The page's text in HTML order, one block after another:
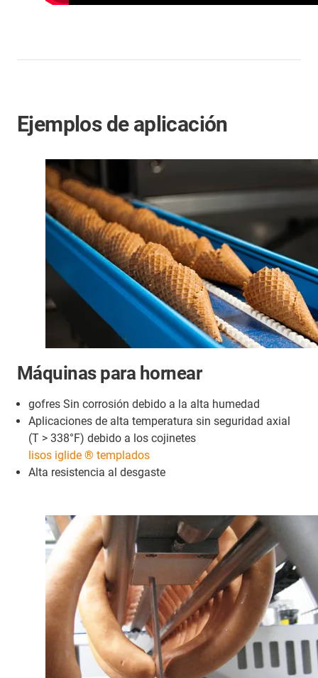
Ejemplos de aplicación
Máquinas para hornear
gofres Sin corrosión debido a la alta humedad
Aplicaciones de alta temperatura sin seguridad axial
(T > 338°F) debido a los cojinetes
lisos iglide ® templados
Alta resistencia al desgaste